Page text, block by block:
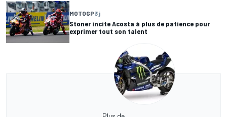
MOTOGP3 j
Stoner incite Acosta à plus de patience pour
exprimer tout son talent